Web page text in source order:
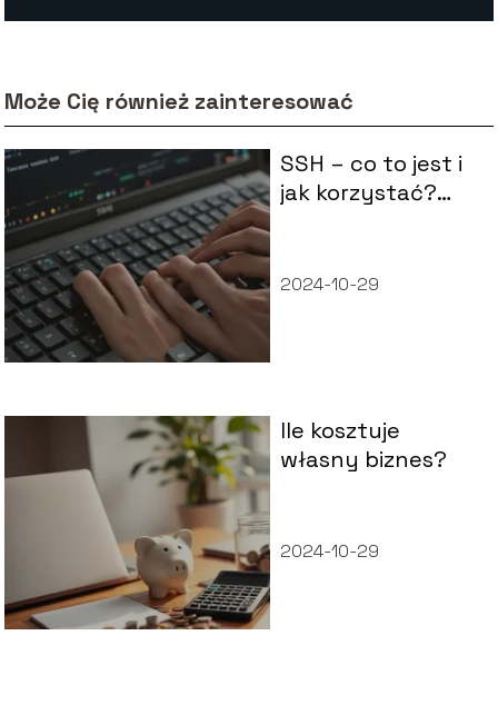
Może Cię również zainteresować
SSH – co to jest i
jak korzystać?
2024-10-29
Ile kosztuje
własny biznes?
2024-10-29